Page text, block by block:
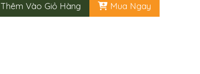
Thêm Vào Giỏ Hàng Mua Ngay